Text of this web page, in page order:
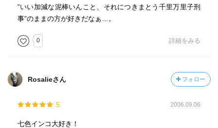
”いい加減な泥棒いんこと、それにつきまとう千里万里子刑
事”のままの方が好きだなぁ…。
0 詳細をみる
Rosalieさん フォロー
5 2006.09.06
七色インコ大好き！